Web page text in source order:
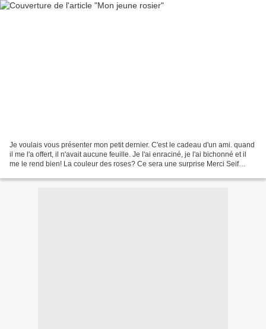
Je voulais vous présenter mon petit dernier. C'est le cadeau d'un ami. quand
il me l'a offert, il n'avait aucune feuille. Je l'ai enraciné, je l'ai bichonné et il
me le rend bien! La couleur des roses? Ce sera une surprise Merci Seif